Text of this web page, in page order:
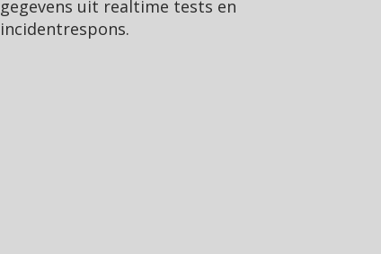
gegevens uit realtime tests en
incidentrespons.